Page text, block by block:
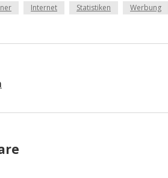
Internet Statistiken Werbung